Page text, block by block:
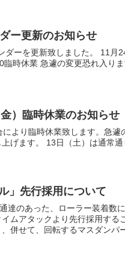
ー更新のお知らせ
ダーを更新致しました。 11月
時休業 急遽の変更恐れ入り
）臨時休業のお知らせ
より臨時休業致します。急
げます。 13日（土）は通常通
」先行採用について
達のあった、ローラー装着数
ムアタックより先行採用する
併せて、回転するマスダンパ